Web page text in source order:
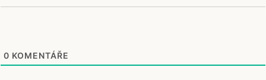
0 KOMENTÁŘE